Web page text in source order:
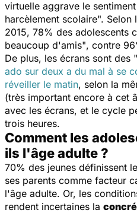
virtuelle aggrave le
harcèlement scolaire". Selon
2015, 78% des adolescents
beaucoup d'amis", contre
De plus, les écrans sont des
ado sur deux a du mal à se
réveiller le matin, selon la
(très important encore à cet
avec les écrans, et le cycle
trois heures.
Comment les
ils l'âge adulte ?
70% des jeunes définissent
ses parents comme facteur
l'âge adulte. Or, les
rendent incertaines la